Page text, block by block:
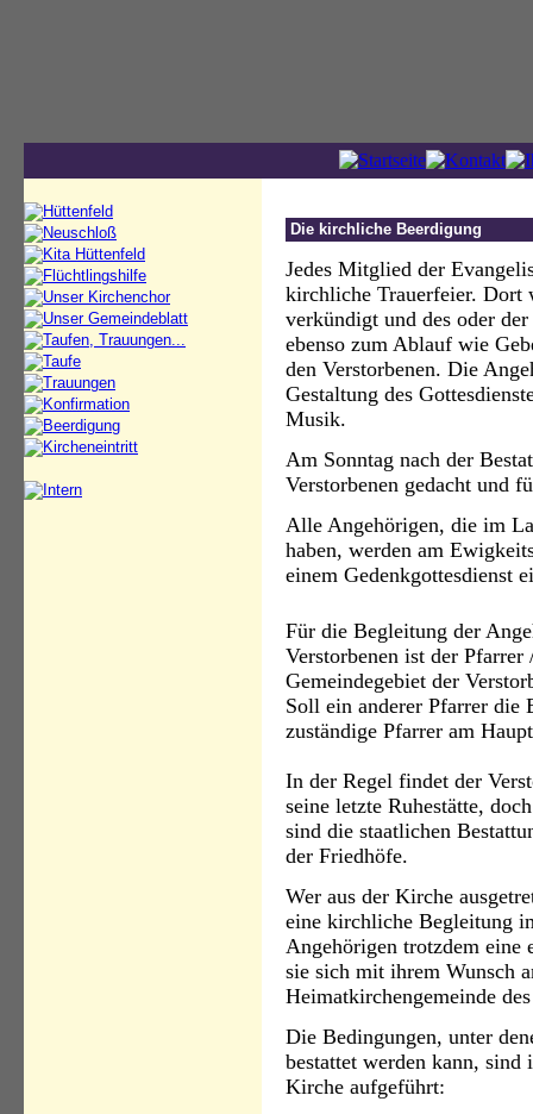
Die kirchliche Beerdigung
Jedes Mitglied der
kirchliche Trauerfeier. Dort
verkündigt und des oder
ebenso zum Ablauf wie
den Verstorbenen. Die
Gestaltung des
Musik.
Am Sonntag nach der
Verstorbenen gedacht und
Alle Angehörigen, die im
haben, werden am
einem Gedenkgottesdienst
Für die Begleitung der
Verstorbenen ist der
Gemeindegebiet der
Soll ein anderer Pfarrer die
zuständige Pfarrer am
In der Regel findet der
seine letzte Ru­hestätte,
sind die staatlichen
der Friedhöfe.
Wer aus der Kirche
eine kirchliche Begleitung
Angehörigen trotzdem eine
sie sich mit ihrem Wunsch
Heimatkirchengemeinde
Die Bedingungen, unter
bestattet werden kann, sind
Kirche aufgeführt: